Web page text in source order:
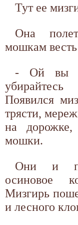
Тут ее
Она
мошкам
- Ой вы
Появился
трясти,
на
мошки.
Они и
осиновое
Мизгирь
и лесного